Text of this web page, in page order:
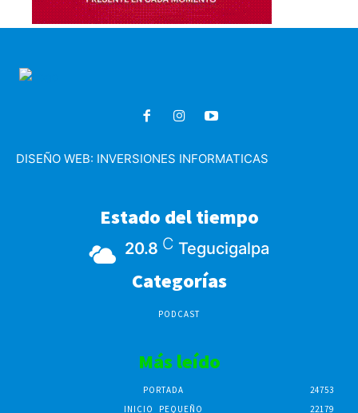
DISEÑO WEB: INVERSIONES INFORMATICAS
Estado del tiempo
20.8 C Tegucigalpa
Categorías
PODCAST
Más leído
PORTADA
24753
INICIO_PEQUEÑO
22179